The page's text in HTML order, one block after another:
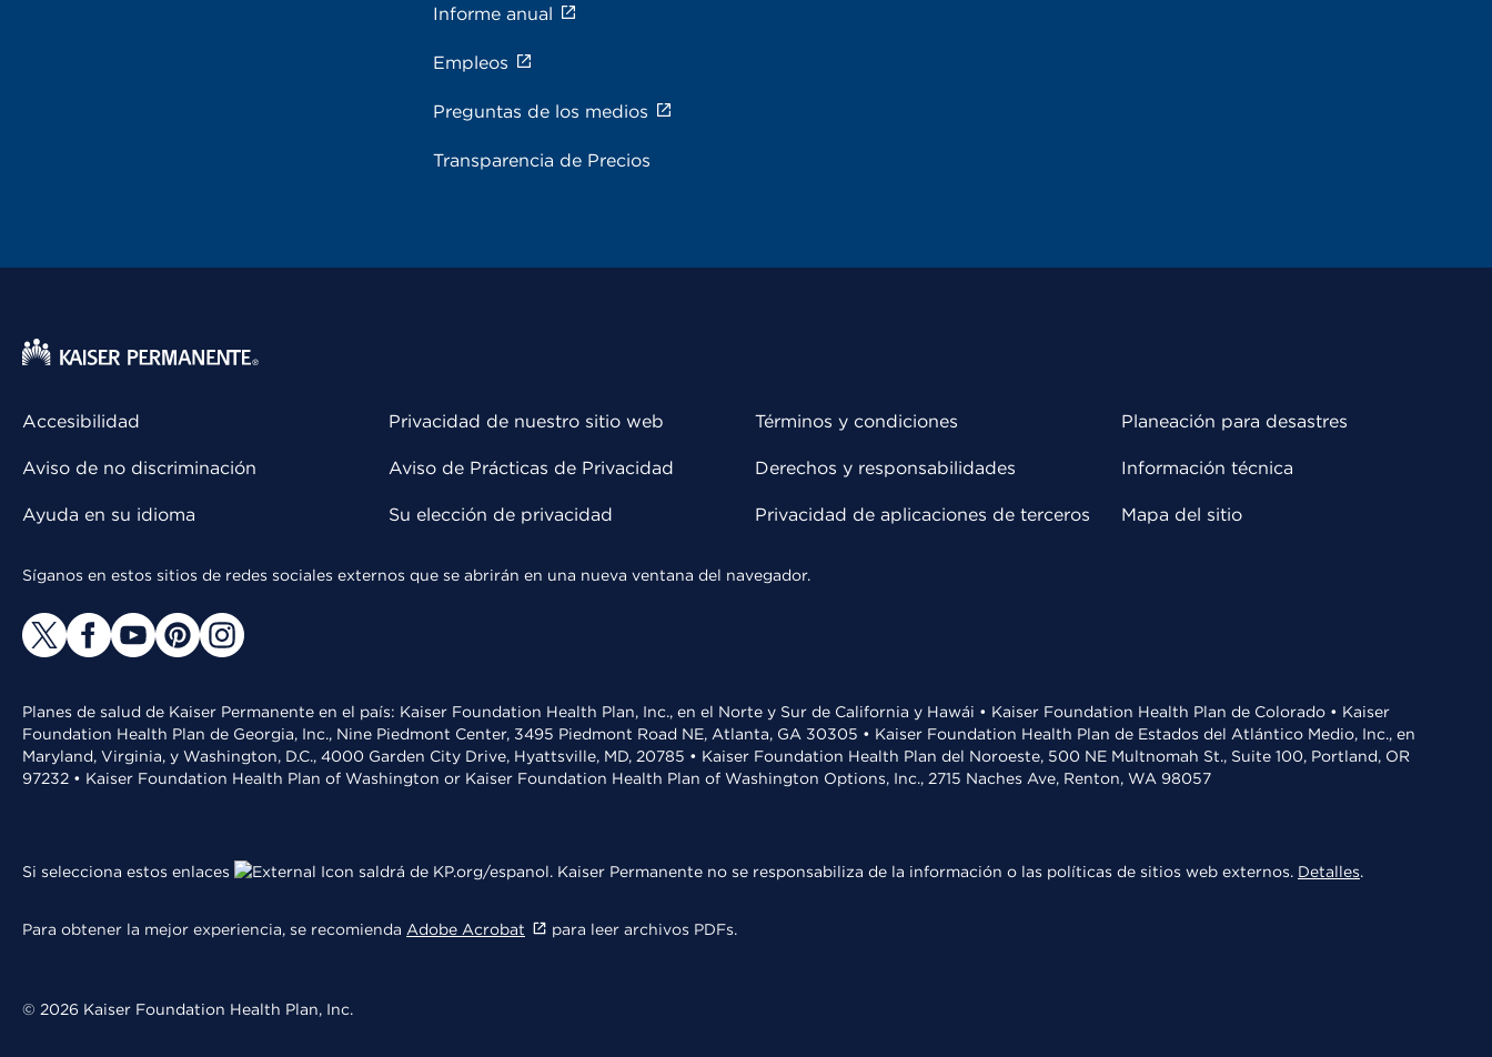
Informe anual
Empleos
Preguntas de los medios
Transparencia de Precios
Accesibilidad
Aviso de no discriminación
Ayuda en su idioma
Privacidad de nuestro sitio web
Aviso de Prácticas de Privacidad
Su elección de privacidad
Términos y condiciones
Derechos y responsabilidades
Privacidad de aplicaciones de terceros
Planeación para desastres
Información técnica
Mapa del sitio
Síganos en estos sitios de redes sociales externos que se abrirán en una nueva ventana del navegador.
Planes de salud de Kaiser Permanente en el país: Kaiser Foundation Health Plan, Inc., en el Norte y Sur de California y Hawái • Kaiser Foundation Health Plan de Colorado • Kaiser
Foundation Health Plan de Georgia, Inc., Nine Piedmont Center, 3495 Piedmont Road NE, Atlanta, GA 30305 • Kaiser Foundation Health Plan de Estados del Atlántico Medio, Inc., en
Maryland, Virginia, y Washington, D.C., 4000 Garden City Drive, Hyattsville, MD, 20785 • Kaiser Foundation Health Plan del Noroeste, 500 NE Multnomah St., Suite 100, Portland, OR
97232 • Kaiser Foundation Health Plan of Washington or Kaiser Foundation Health Plan of Washington Options, Inc., 2715 Naches Ave, Renton, WA 98057
Si selecciona estos enlaces saldrá de KP.org/espanol. Kaiser Permanente no se responsabiliza de la información o las políticas de sitios web externos. Detalles.
Para obtener la mejor experiencia, se recomienda Adobe Acrobat para leer archivos PDFs.
© 2026 Kaiser Foundation Health Plan, Inc.